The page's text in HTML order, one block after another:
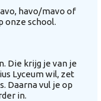
havo/mavo of
onze school.
Die krijg je van je
Lyceum wil, zet
Daarna vul je op
in.